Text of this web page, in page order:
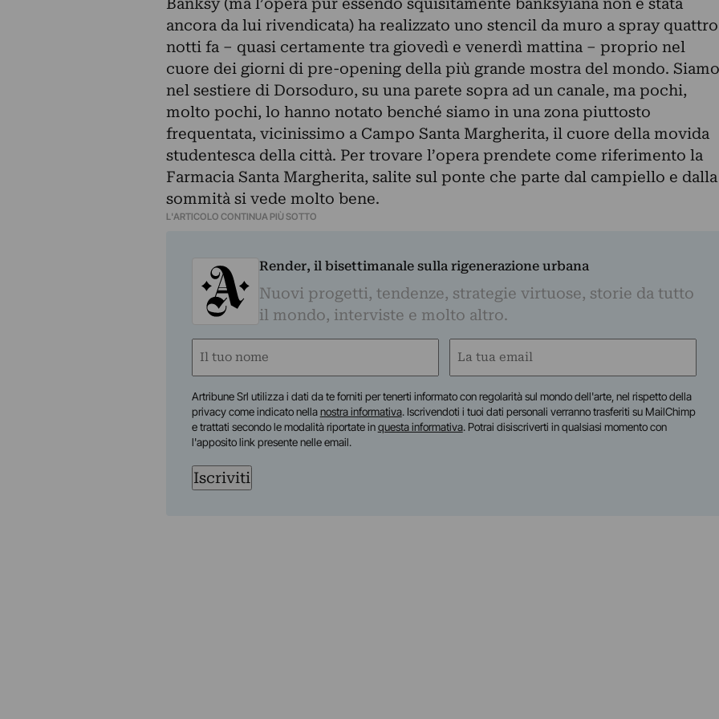
ancora da lui rivendicata) ha realizzato uno stencil da muro a spray quattro
notti fa – quasi certamente tra giovedì e venerdì mattina – proprio nel
cuore dei giorni di pre-opening della più grande mostra del mondo. Siamo
nel sestiere di Dorsoduro, su una parete sopra ad un canale, ma pochi,
molto pochi, lo hanno notato benché siamo in una zona piuttosto
frequentata, vicinissimo a Campo Santa Margherita, il cuore della movida
studentesca della città. Per trovare l’opera prendete come riferimento la
Farmacia Santa Margherita, salite sul ponte che parte dal campiello e dalla
sommità si vede molto bene.
L'ARTICOLO CONTINUA PIÙ SOTTO
Render, il bisettimanale sulla rigenerazione urbana
Nuovi progetti, tendenze, strategie virtuose, storie da tutto
il mondo, interviste e molto altro.
Nome
Email
Artribune Srl utilizza i dati da te forniti per tenerti informato con regolarità sul mondo dell'arte, nel rispetto della
privacy come indicato nellanostra informativa. Iscrivendoti i tuoi dati personali verranno trasferiti su MailChimp
e trattati secondo le modalità riportate inquesta informativa. Potrai disiscriverti in qualsiasi momento con
l'apposito link presente nelle email.
Iscriviti